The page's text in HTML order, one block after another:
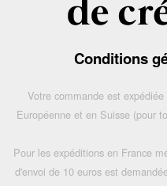
Conditions
Votre commande est
Européenne et en Suisse (pour
Pour les expéditions en France
d'envoi de 10 euros est